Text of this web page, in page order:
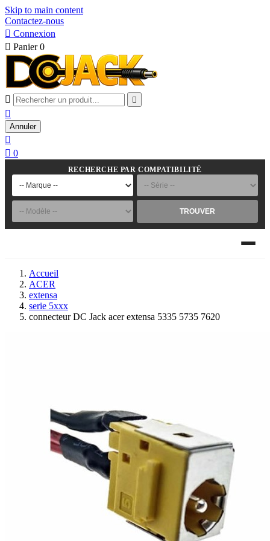
Skip to main content
Contactez-nous
 Connexion
 Panier 0
 

Annuler

 0
RECHERCHE PAR COMPATIBILITÉ
TROUVER
Accueil
ACER
extensa
serie 5xxx
connecteur DC Jack acer extensa 5335 5735 7620